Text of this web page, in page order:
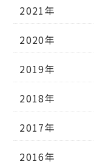
2021年
2020年
2019年
2018年
2017年
2016年